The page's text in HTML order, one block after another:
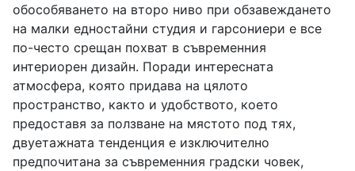
обособяването на второ ниво при обзавеждането
на малки едностайни студия и гарсониери е все
по-често срещан похват в съвременния
интериорен дизайн. Поради интересната
атмосфера, която придава на цялото
пространство, както и удобството, което
предоставя за ползване на мястото под тях,
двуетажната тенденция е изключително
предпочитана за съвременния градски човек,